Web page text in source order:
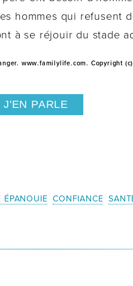
hommes qui refusent
à se réjouir du stade
www.familylife.com. Copyright
J'EN PARLE
ÉPANOUIE CONFIANCE